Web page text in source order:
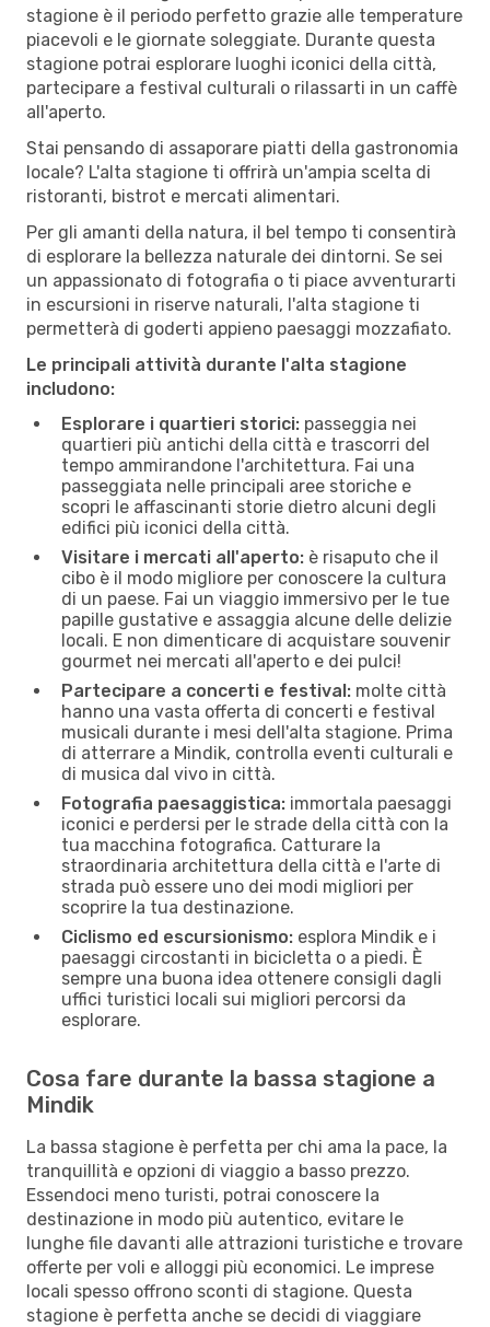
stagione è il periodo perfetto grazie alle temperature
piacevoli e le giornate soleggiate. Durante questa
stagione potrai esplorare luoghi iconici della città,
partecipare a festival culturali o rilassarti in un caffè
all'aperto.
Stai pensando di assaporare piatti della gastronomia
locale? L'alta stagione ti offrirà un'ampia scelta di
ristoranti, bistrot e mercati alimentari.
Per gli amanti della natura, il bel tempo ti consentirà
di esplorare la bellezza naturale dei dintorni. Se sei
un appassionato di fotografia o ti piace avventurarti
in escursioni in riserve naturali, l'alta stagione ti
permetterà di goderti appieno paesaggi mozzafiato.
Le principali attività durante l'alta stagione
includono:
Esplorare i quartieri storici: passeggia nei
quartieri più antichi della città e trascorri del
tempo ammirandone l'architettura. Fai una
passeggiata nelle principali aree storiche e
scopri le affascinanti storie dietro alcuni degli
edifici più iconici della città.
Visitare i mercati all'aperto: è risaputo che il
cibo è il modo migliore per conoscere la cultura
di un paese. Fai un viaggio immersivo per le tue
papille gustative e assaggia alcune delle delizie
locali. E non dimenticare di acquistare souvenir
gourmet nei mercati all'aperto e dei pulci!
Partecipare a concerti e festival: molte città
hanno una vasta offerta di concerti e festival
musicali durante i mesi dell'alta stagione. Prima
di atterrare a Mindik, controlla eventi culturali e
di musica dal vivo in città.
Fotografia paesaggistica: immortala paesaggi
iconici e perdersi per le strade della città con la
tua macchina fotografica. Catturare la
straordinaria architettura della città e l'arte di
strada può essere uno dei modi migliori per
scoprire la tua destinazione.
Ciclismo ed escursionismo: esplora Mindik e i
paesaggi circostanti in bicicletta o a piedi. È
sempre una buona idea ottenere consigli dagli
uffici turistici locali sui migliori percorsi da
esplorare.
Cosa fare durante la bassa stagione a
Mindik
La bassa stagione è perfetta per chi ama la pace, la
tranquillità e opzioni di viaggio a basso prezzo.
Essendoci meno turisti, potrai conoscere la
destinazione in modo più autentico, evitare le
lunghe file davanti alle attrazioni turistiche e trovare
offerte per voli e alloggi più economici. Le imprese
locali spesso offrono sconti di stagione. Questa
stagione è perfetta anche se decidi di viaggiare